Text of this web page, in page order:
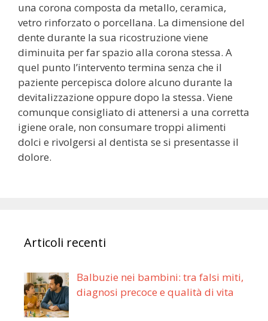
una corona composta da metallo, ceramica,
vetro rinforzato o porcellana. La dimensione del
dente durante la sua ricostruzione viene
diminuita per far spazio alla corona stessa. A
quel punto l’intervento termina senza che il
paziente percepisca dolore alcuno durante la
devitalizzazione oppure dopo la stessa. Viene
comunque consigliato di attenersi a una corretta
igiene orale, non consumare troppi alimenti
dolci e rivolgersi al dentista se si presentasse il
dolore.
Articoli recenti
Balbuzie nei bambini: tra falsi miti,
diagnosi precoce e qualità di vita